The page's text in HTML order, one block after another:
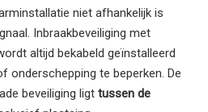
niet afhankelijk is
Inbraakbeveiliging met
altijd bekabeld geïnstalleerd
onderschepping te beperken. De
beveiliging ligt tussen de